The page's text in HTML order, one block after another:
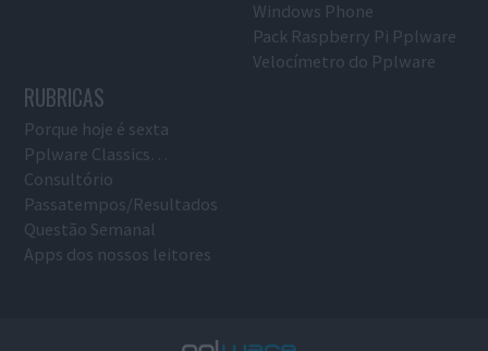
Windows Phone
Pack Raspberry Pi Pplware
Velocímetro do Pplware
RUBRICAS
Porque hoje é sexta
Pplware Classics…
Consultório
Passatempos/Resultados
Questão Semanal
Apps dos nossos leitores